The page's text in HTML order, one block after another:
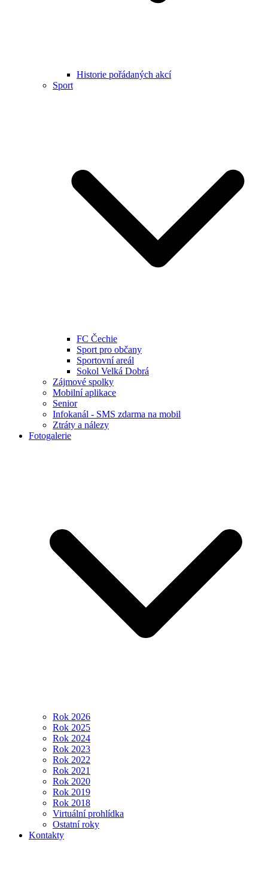
Historie pořádaných akcí
Sport
FC Čechie
Sport pro občany
Sportovní areál
Sokol Velká Dobrá
Zájmové spolky
Mobilní aplikace
Senior
Infokanál - SMS zdarma na mobil
Ztráty a nálezy
Fotogalerie
Rok 2026
Rok 2025
Rok 2024
Rok 2023
Rok 2022
Rok 2021
Rok 2020
Rok 2019
Rok 2018
Virtuální prohlídka
Ostatní roky
Kontakty